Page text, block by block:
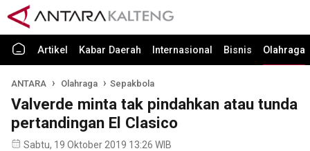
Artikel Kabar Daerah Internasional Bisnis Olahraga
ANTARA Olahraga Sepakbola
Valverde minta tak pindahkan atau tunda
pertandingan El Clasico
Sabtu, 19 Oktober 2019 13:26 WIB